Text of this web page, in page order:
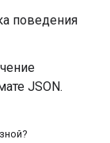
поведения
JSON.